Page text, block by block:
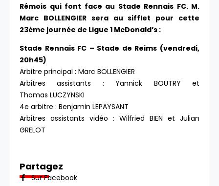
Rémois qui font face au Stade Rennais FC. M.
Marc BOLLENGIER sera au sifflet pour cette
23ème journée de Ligue 1 McDonald’s :
Stade Rennais FC – Stade de Reims (vendredi,
20h45)
Arbitre principal : Marc BOLLENGIER
Arbitres assistants : Yannick BOUTRY et
Thomas LUCZYNSKI
4e arbitre : Benjamin LEPAYSANT
Arbitres assistants vidéo : Wilfried BIEN et Julian
GRELOT​​​​​​
Partagez
Sur Facebook